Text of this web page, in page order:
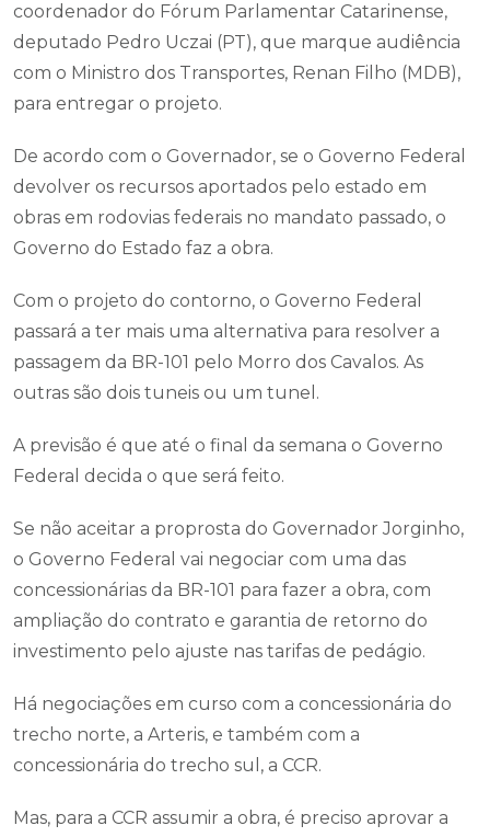
coordenador do Fórum Parlamentar Catarinense,
deputado Pedro Uczai (PT), que marque audiência
com o Ministro dos Transportes, Renan Filho (MDB),
para entregar o projeto.
De acordo com o Governador, se o Governo Federal
devolver os recursos aportados pelo estado em
obras em rodovias federais no mandato passado, o
Governo do Estado faz a obra.
Com o projeto do contorno, o Governo Federal
passará a ter mais uma alternativa para resolver a
passagem da BR-101 pelo Morro dos Cavalos. As
outras são dois tuneis ou um tunel.
A previsão é que até o final da semana o Governo
Federal decida o que será feito.
Se não aceitar a proprosta do Governador Jorginho,
o Governo Federal vai negociar com uma das
concessionárias da BR-101 para fazer a obra, com
ampliação do contrato e garantia de retorno do
investimento pelo ajuste nas tarifas de pedágio.
Há negociações em curso com a concessionária do
trecho norte, a Arteris, e também com a
concessionária do trecho sul, a CCR.
Mas, para a CCR assumir a obra, é preciso aprovar a